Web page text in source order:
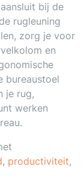
bij de
rugleuning
zorg je voor
en
bureaustoel
je rug,
werken
, productiviteit,